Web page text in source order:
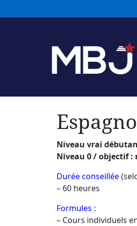
Niveau vrai
Niveau 0 / objectif :
Durée conseillée
– 60 heures
Formules :
– Cours individuels